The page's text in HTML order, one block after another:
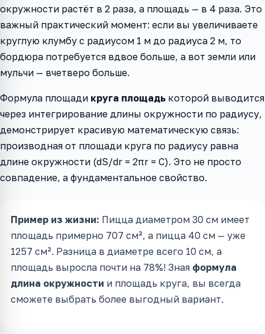
окружности растёт в 2 раза, а площадь — в 4 раза. Это
важный практический момент: если вы увеличиваете
круглую клумбу с радиусом 1 м до радиуса 2 м, то
бордюра потребуется вдвое больше, а вот земли или
мульчи — вчетверо больше.
Формула площади круга площадь которой выводится
через интегрирование длины окружности по радиусу,
демонстрирует красивую математическую связь:
производная от площади круга по радиусу равна
длине окружности (dS/dr = 2πr = C). Это не просто
совпадение, а фундаментальное свойство.
Пример из жизни: Пицца диаметром 30 см имеет
площадь примерно 707 см², а пицца 40 см — уже
1257 см². Разница в диаметре всего 10 см, а
площадь выросла почти на 78%! Зная формула
длина окружности и площадь круга, вы всегда
сможете выбрать более выгодный вариант.